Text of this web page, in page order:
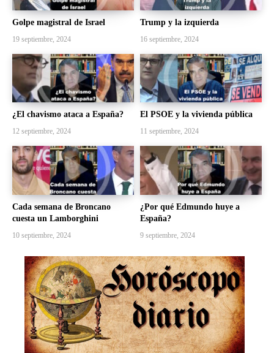
Golpe magistral de Israel
19 septiembre, 2024
Trump y la izquierda
16 septiembre, 2024
¿El chavismo ataca a España?
12 septiembre, 2024
El PSOE y la vivienda pública
11 septiembre, 2024
Cada semana de Broncano
cuesta un Lamborghini
10 septiembre, 2024
¿Por qué Edmundo huye a
España?
9 septiembre, 2024